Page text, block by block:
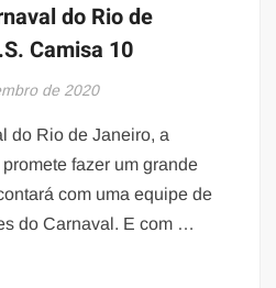
do Rio de
Camisa 10
de 2020
do Rio de Janeiro, a
fazer um grande
com uma equipe de
do Carnaval. E com …